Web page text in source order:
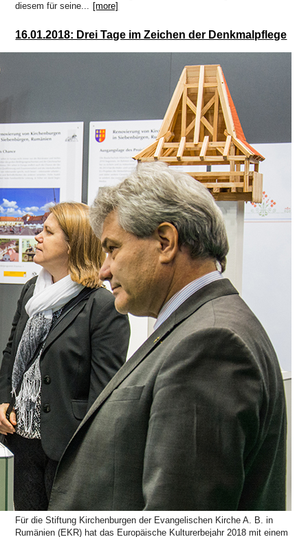
diesem für seine... [more]
16.01.2018: Drei Tage im Zeichen der Denkmalpflege
Für die Stiftung Kirchenburgen der Evangelischen Kirche A. B. in
Rumänien (EKR) hat das Europäische Kulturerbejahr 2018 mit einem